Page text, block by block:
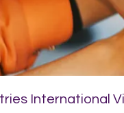
International